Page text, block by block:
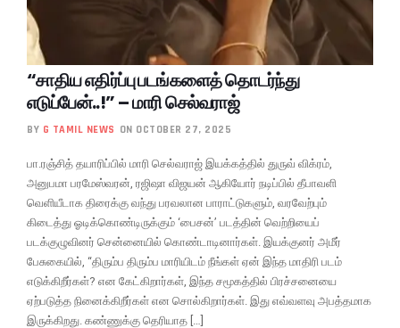
“சாதிய எதிர்ப்பு படங்களைத் தொடர்ந்து
எடுப்பேன்..!” – மாரி செல்வராஜ்
BY G TAMIL NEWS ON OCTOBER 27, 2025
பா.ரஞ்சித் தயாரிப்பில் மாரி செல்வராஜ் இயக்கத்தில் துருவ் விக்ரம்,
அனுபமா பரமேஸ்வரன், ரஜிஷா விஜயன் ஆகியோர் நடிப்பில் தீபாவளி
வெளியீடாக திரைக்கு வந்து பரவலான பாராட்டுகளும், வரவேற்பும்
கிடைத்து ஓடிக்கொண்டிருக்கும் ‘பைசன்’ படத்தின் வெற்றியைப்
படக்குழுவினர் சென்னையில் கொண்டாடினார்கள். இயக்குனர் அமீர்
பேசுகையில், “திரும்ப திரும்ப மாரியிடம் நீங்கள் ஏன் இந்த மாதிரி படம்
எடுக்கிறீர்கள்? என கேட்கிறார்கள், இந்த சமூகத்தில் பிரச்சனையை
ஏற்படுத்த நினைக்கிறீர்கள் என சொல்கிறார்கள். இது எவ்வளவு அபத்தமாக
இருக்கிறது. கண்ணுக்கு தெரியாத […]